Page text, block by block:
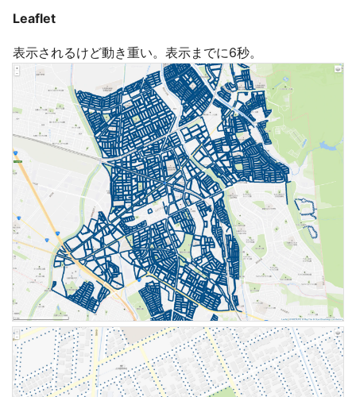
Leaflet
表示されるけど動き重い。表示までに6秒。